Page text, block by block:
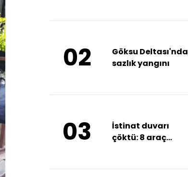
02
Göksu Deltası'nda
sazlık yangını
03
İstinat duvarı
çöktü: 8 araç